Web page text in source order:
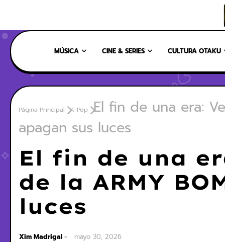
MÚSICA CINE & SERIES CULTURA OTAKU
Página Principal K-Pop
El fin de una era:
apagan sus luces
El fin de una
de la ARMY
luces
Xim Madrigal mayo 30, 2026